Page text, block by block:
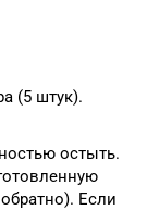
(5 штук).
остыть.
Если